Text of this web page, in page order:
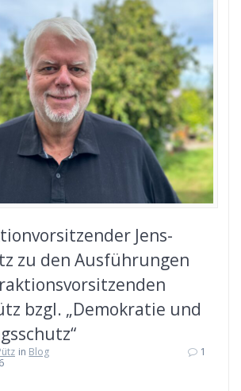
Jens-
zu den Ausführungen
bzgl. „Demokratie und
in Blog
1